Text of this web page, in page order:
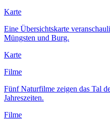
Karte
Eine Übersichtskarte
Müngsten und Burg.
Karte
Filme
Fünf Naturfilme zeigen das Tal
Jahreszeiten.
Filme